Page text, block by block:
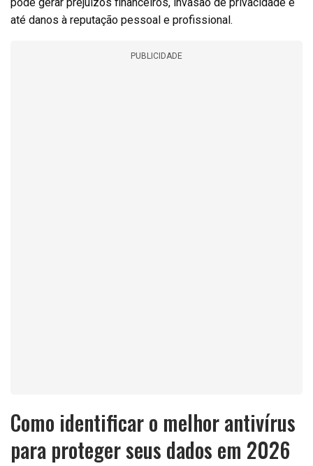
até danos à reputação pessoal e profissional.
PUBLICIDADE
Como identificar o melhor antivírus
para proteger seus dados em 2026